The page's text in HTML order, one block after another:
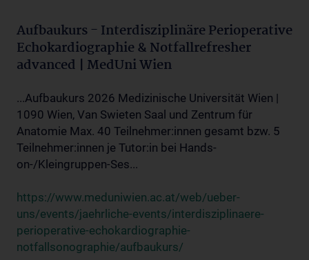
Aufbaukurs - Interdisziplinäre Perioperative
Echokardiographie & Notfallrefresher
advanced | MedUni Wien
...Aufbaukurs 2026 Medizinische Universität Wien |
1090 Wien, Van Swieten Saal und Zentrum für
Anatomie Max. 40 Teilnehmer:innen gesamt bzw. 5
Teilnehmer:innen je Tutor:in bei Hands-
on-/Kleingruppen-Ses...
https://www.meduniwien.ac.at/web/ueber-
uns/events/jaehrliche-events/interdisziplinaere-
perioperative-echokardiographie-
notfallsonographie/aufbaukurs/